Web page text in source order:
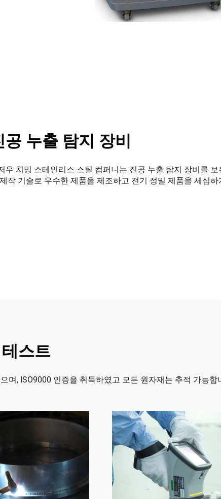
공 누출 탐지 장비
우 치밍 스테인리스 스틸 컴퍼니는 진공 누출 탐지 장비를 보
작 기술로 우수한 제품을 제조하고 전기 정밀 제품을 세심하
스트
며, ISO9000 인증을 취득하였고 모든 원자재는 추적 가능합